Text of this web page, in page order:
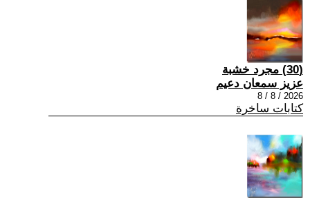
(30) مجرد خشبة
عزيز سمعان دعيم
2026 / 8 / 8
كتابات ساخرة